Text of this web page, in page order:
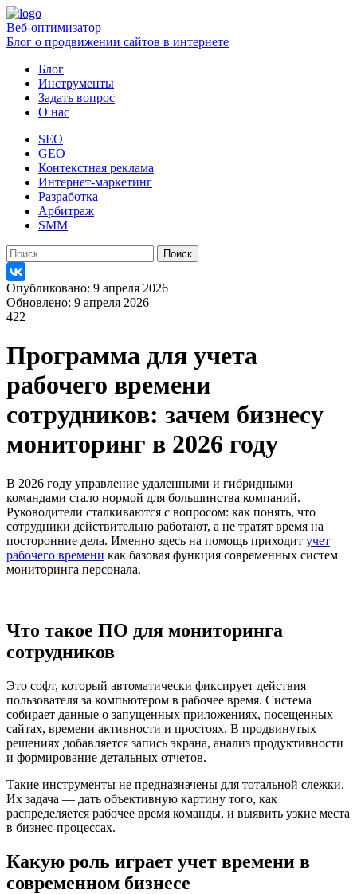
Веб-оптимизатор
Блог о продвижении сайтов в интернете
Блог
Инструменты
Задать вопрос
О нас
SEO
GEO
Контекстная реклама
Интернет-маркетинг
Разработка
Арбитраж
SMM
Найти:
Опубликовано: 9 апреля 2026
Обновлено: 9 апреля 2026
422
Программа для учета
рабочего времени
сотрудников: зачем бизнесу
мониторинг в 2026 году
В 2026 году управление удаленными и гибридными
командами стало нормой для большинства компаний.
Руководители сталкиваются с вопросом: как понять, что
сотрудники действительно работают, а не тратят время на
посторонние дела. Именно здесь на помощь приходит учет
рабочего времени как базовая функция современных систем
мониторинга персонала.
Что такое ПО для мониторинга
сотрудников
Это софт, который автоматически фиксирует действия
пользователя за компьютером в рабочее время. Система
собирает данные о запущенных приложениях, посещенных
сайтах, времени активности и простоях. В продвинутых
решениях добавляется запись экрана, анализ продуктивности
и формирование детальных отчетов.
Такие инструменты не предназначены для тотальной слежки.
Их задача — дать объективную картину того, как
распределяется рабочее время команды, и выявить узкие места
в бизнес-процессах.
Какую роль играет учет времени в
современном бизнесе